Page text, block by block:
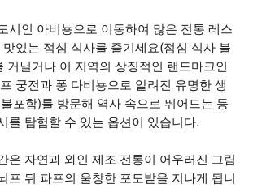
시인 아비뇽으로 이동하여 많은 전통 레스
있는 점심 식사를 즐기세요(점심 식사 불
거닐거나 이 지역의 상징적인 랜드마크인
궁전과 퐁 다비뇽으로 알려진 유명한 생
포함)를 방문해 역사 속으로 뛰어드는 등
를 탐험할 수 있는 옵션이 있습니다.
은 자연과 와인 제조 전통이 어우러진 그림
프 뒤 파프의 울창한 포도밭을 지나게 됩니